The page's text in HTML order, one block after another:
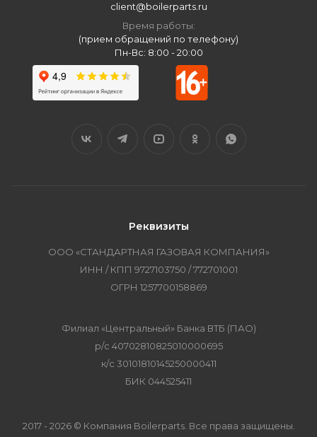
client@boilerparts.ru
Время работы:
(прием обращений по телефону)
Пн-Вс: 8:00 - 20:00
Реквизиты
ООО «СТАНДАРТНАЯ ГАЗОВАЯ КОМПАНИЯ»
ИНН / КПП 9727103750 / 772701001
ОГРН 1257700158869
Филиал «Центральный» Банка ВТБ (ПАО)
р/с 40702810825010000695
к/с 30101810145250000411
БИК 044525411
2017 - 2026 © Компания Boilerparts. Все права защищены.